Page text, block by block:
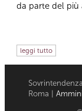
da parte del
leggi tutto
Roma |